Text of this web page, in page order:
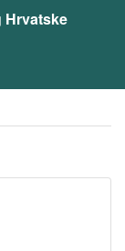
Hrvatske